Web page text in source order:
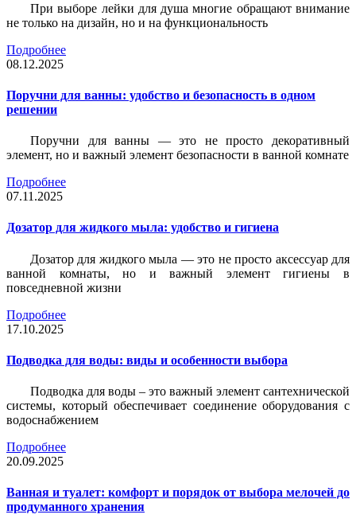
При выборе лейки для душа многие обращают внимание
не только на дизайн, но и на функциональность
Подробнее
08.12.2025
Поручни для ванны: удобство и безопасность в одном
решении
Поручни для ванны — это не просто декоративный
элемент, но и важный элемент безопасности в ванной комнате
Подробнее
07.11.2025
Дозатор для жидкого мыла: удобство и гигиена
Дозатор для жидкого мыла — это не просто аксессуар для
ванной комнаты, но и важный элемент гигиены в
повседневной жизни
Подробнее
17.10.2025
Подводка для воды: виды и особенности выбора
Подводка для воды – это важный элемент сантехнической
системы, который обеспечивает соединение оборудования с
водоснабжением
Подробнее
20.09.2025
Ванная и туалет: комфорт и порядок от выбора мелочей до
продуманного хранения